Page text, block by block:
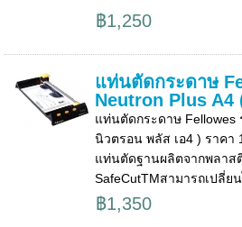
฿1,250
แท่นตัดกระดาษ
Neutron Plus A4
แท่นตัดกระดาษ Fellowes
นิวตรอน พลัส เอ4 ) ราคา
แท่นตัดฐานผลิตจากพลาส
SafeCutTMสามารถเปลี่ย
฿1,350